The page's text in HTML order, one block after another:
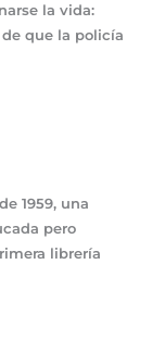
la vida:
que la policía
1959, una
pero
librería